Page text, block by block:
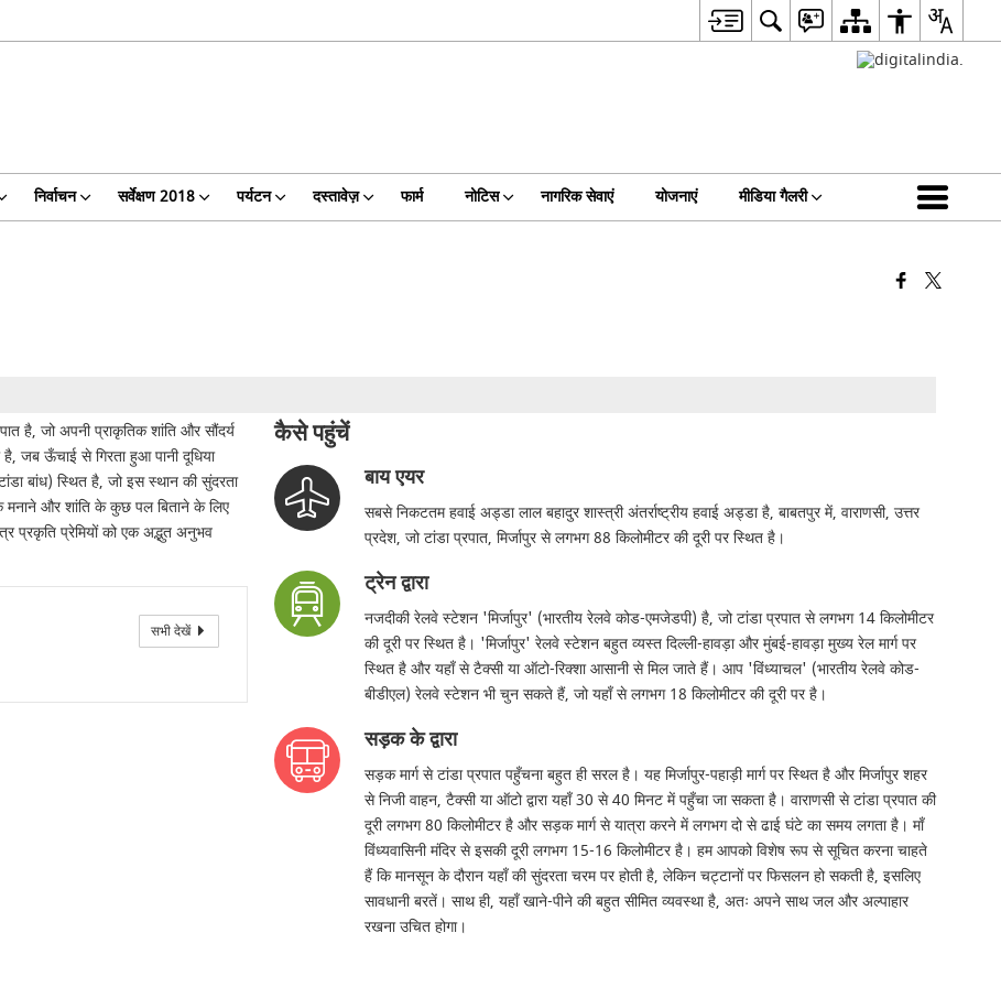
निर्वाचन सर्वेक्षण 2018 पर्यटन दस्तावेज़ फार्म नोटिस नागरिक सेवाएं योजनाएं मीडिया गैलरी
है, जो अपनी प्राकृतिक शांति और सौंदर्य
जब ऊँचाई से गिरता हुआ पानी दूधिया
बांध) स्थित है, जो इस स्थान की सुंदरता
मनाने और शांति के कुछ पल बिताने के लिए
प्रकृति प्रेमियों को एक अद्भुत अनुभव
सभी देखें
कैसे पहुंचें
बाय एयर
सबसे निकटतम हवाई अड्डा लाल बहादुर शास्त्री अंतर्राष्ट्रीय हवाई अड्डा है, बाबतपुर में, वाराणसी, उत्तर
प्रदेश, जो टांडा प्रपात, मिर्जापुर से लगभग 88 किलोमीटर की दूरी पर स्थित है।
ट्रेन द्वारा
नजदीकी रेलवे स्टेशन 'मिर्जापुर' (भारतीय रेलवे कोड-एमजेडपी) है, जो टांडा प्रपात से लगभग 14 किलोमीटर
की दूरी पर स्थित है। 'मिर्जापुर' रेलवे स्टेशन बहुत व्यस्त दिल्ली-हावड़ा और मुंबई-हावड़ा मुख्य रेल मार्ग पर
स्थित है और यहाँ से टैक्सी या ऑटो-रिक्शा आसानी से मिल जाते हैं। आप 'विंध्याचल' (भारतीय रेलवे कोड-
बीडीएल) रेलवे स्टेशन भी चुन सकते हैं, जो यहाँ से लगभग 18 किलोमीटर की दूरी पर है।
सड़क के द्वारा
सड़क मार्ग से टांडा प्रपात पहुँचना बहुत ही सरल है। यह मिर्जापुर-पहाड़ी मार्ग पर स्थित है और मिर्जापुर शहर
से निजी वाहन, टैक्सी या ऑटो द्वारा यहाँ 30 से 40 मिनट में पहुँचा जा सकता है। वाराणसी से टांडा प्रपात की
दूरी लगभग 80 किलोमीटर है और सड़क मार्ग से यात्रा करने में लगभग दो से ढाई घंटे का समय लगता है। माँ
विंध्यवासिनी मंदिर से इसकी दूरी लगभग 15-16 किलोमीटर है। हम आपको विशेष रूप से सूचित करना चाहते
हैं कि मानसून के दौरान यहाँ की सुंदरता चरम पर होती है, लेकिन चट्टानों पर फिसलन हो सकती है, इसलिए
सावधानी बरतें। साथ ही, यहाँ खाने-पीने की बहुत सीमित व्यवस्था है, अतः अपने साथ जल और अल्पाहार
रखना उचित होगा।